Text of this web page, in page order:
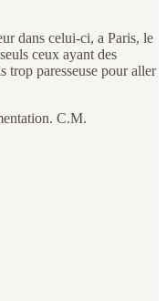
dans celui-ci, a Paris, le
ceux ayant des
trop paresseuse pour aller
C.M.